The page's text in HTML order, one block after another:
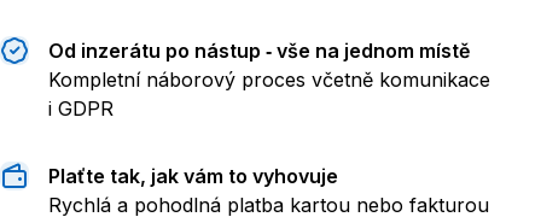
Od inzerátu po nástup ‑ vše na jednom místě
Kompletní náborový proces včetně komunikace
i GDPR
Plaťte tak, jak vám to vyhovuje
Rychlá a pohodlná platba kartou nebo fakturou